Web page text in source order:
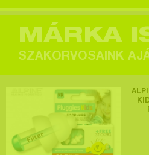
MÁRKA
SZAKORVOSAINK